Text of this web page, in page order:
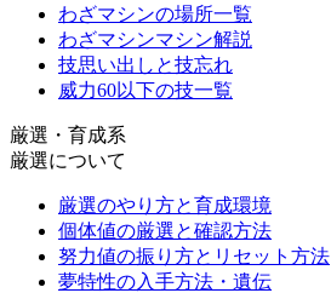
わざマシンの場所一覧
わざマシンマシン解説
技思い出しと技忘れ
威力60以下の技一覧
厳選・育成系
厳選について
厳選のやり方と育成環境
個体値の厳選と確認方法
努力値の振り方とリセット方法
夢特性の入手方法・遺伝